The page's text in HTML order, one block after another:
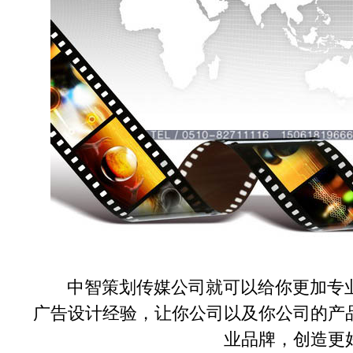
中智策划传媒公司就可以给你更加专
广告设计经验，让你公司以及你公司的
业品牌，创造更